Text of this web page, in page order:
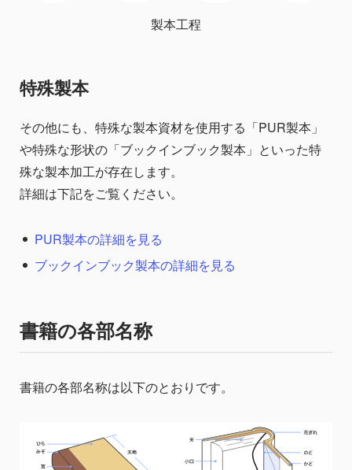
製本工程
特殊製本
その他にも、特殊な製本資材を使用する「PUR製本」
や特殊な形状の「ブックインブック製本」といった特
殊な製本加工が存在します。
詳細は下記をご覧ください。
PUR製本の詳細を見る
ブックインブック製本の詳細を見る
書籍の各部名称
書籍の各部名称は以下のとおりです。